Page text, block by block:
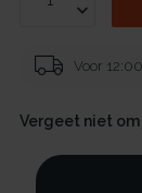
Voor
Vergeet niet